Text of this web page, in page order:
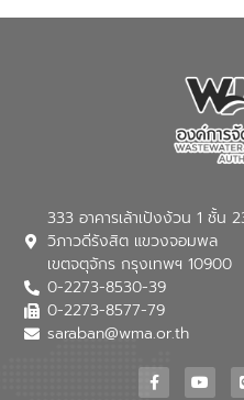
ใ
(อ
เ
ข
เ
ใ
ก
เ
333 อาคารเล้าเป้งง้วน 1 ชั้น
วิภาวดีรังสิต แขวงจอมพล
เขตจตุจักร กรุงเทพฯ 10900
0-2273-8530-39
0-2273-8577-79
saraban@wma.or.th